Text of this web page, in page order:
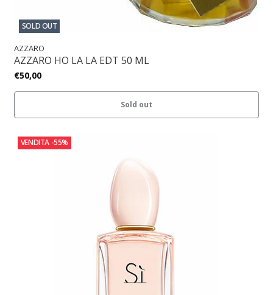
SOLD OUT
AZZARO
AZZARO HO LA LA EDT 50 ML
€50,00
Sold out
VENDITA -55%